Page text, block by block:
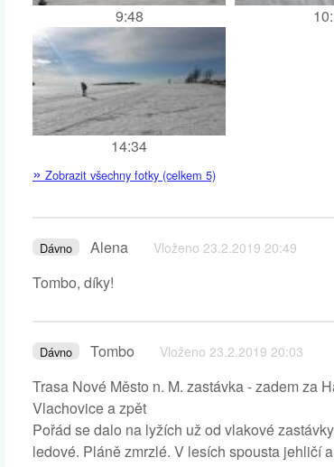
9:48
14:34
» Zobrazit všechny fotky (celkem 5)
Dávno Alena Vloženo 23.2.2019 20:49
Tombo, díky!
Dávno Tombo Vloženo 23.2.2019 20:03
Trasa Nové Město n. M. zastávka - zadem za
Vlachovice a zpět
Pořád se dalo na lyžích už od vlakové
ledové. Pláně zmrzlé. V lesích spousta jehličí